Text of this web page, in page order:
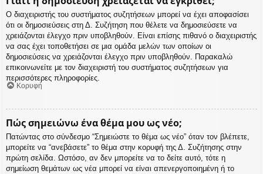
Ο διαχειριστής του συστήματος συζητήσεων μπορεί να έχει αποφασίσει
ότι οι δημοσιεύσεις στη Δ. Συζήτηση που θέλετε να δημοσιεύσετε να
χρειάζονται έλεγχο πριν υποβληθούν. Είναι επίσης πιθανό ο διαχειριστής
να σας έχει τοποθετήσει σε μια ομάδα μελών των οποίων οι
δημοσιεύσεις να χρειάζονται έλεγχο πριν υποβληθούν. Παρακαλώ
επικοινωνείτε με τον διαχειριστή του συστήματος συζητήσεων για
περισσότερες πληροφορίες.
Κορυφή
Πώς σημειώνω ένα θέμα μου ως νέο;
Πατώντας στο σύνδεσμο “Σημειώστε το θέμα ως νέο” όταν τον βλέπετε,
μπορείτε να “ανεβάσετε” το θέμα στην κορυφή της Δ. Συζήτησης στην
πρώτη σελίδα. Ωστόσο, αν δεν μπορείτε να το δείτε αυτό, τότε η
σημείωση θεμάτων ως νέα μπορεί να είναι απενεργοποιημένη ή το